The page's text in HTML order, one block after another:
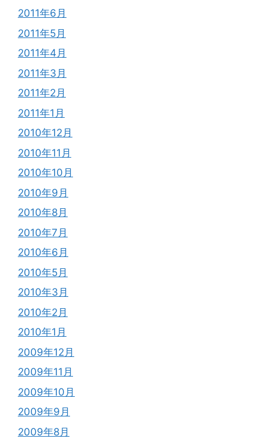
2011年6月
2011年5月
2011年4月
2011年3月
2011年2月
2011年1月
2010年12月
2010年11月
2010年10月
2010年9月
2010年8月
2010年7月
2010年6月
2010年5月
2010年3月
2010年2月
2010年1月
2009年12月
2009年11月
2009年10月
2009年9月
2009年8月